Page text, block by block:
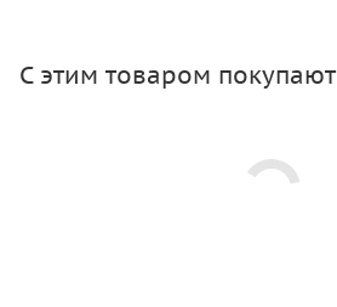
С этим товаром покупают